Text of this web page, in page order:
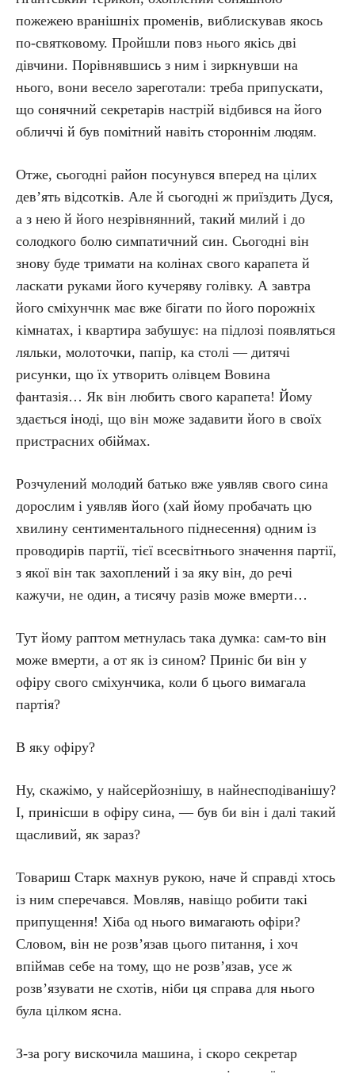
пожежею вранішніх променів, виблискував якось
по-святковому. Пройшли повз нього якісь дві
дівчини. Порівнявшись з ним і зиркнувши на
нього, вони весело зареготали: треба припускати,
що сонячний секретарів настрій відбився на його
обличчі й був помітний навіть стороннім людям.
Отже, сьогодні район посунувся вперед на цілих
дев’ять відсотків. Але й сьогодні ж приїздить Дуся,
а з нею й його незрівнянний, такий милий і до
солодкого болю симпатичний син. Сьогодні він
знову буде тримати на колінах свого карапета й
ласкати руками його кучеряву голівку. А завтра
його сміхунчнк має вже бігати по його порожніх
кімнатах, і квартира забушує: на підлозі появляться
ляльки, молоточки, папір, ка столі — дитячі
рисунки, що їх утворить олівцем Вовина
фантазія… Як він любить свого карапета! Йому
здається іноді, що він може задавити його в своїх
пристрасних обіймах.
Розчулений молодий батько вже уявляв свого сина
дорослим і уявляв його (хай йому пробачать цю
хвилину сентиментального піднесення) одним із
проводирів партії, тієї всесвітнього значення партії,
з якої він так захоплений і за яку він, до речі
кажучи, не один, а тисячу разів може вмерти…
Тут йому раптом метнулась така думка: сам-то він
може вмерти, а от як із сином? Приніс би він у
офіру свого сміхунчика, коли б цього вимагала
партія?
В яку офіру?
Ну, скажімо, у найсерйознішу, в найнесподіванішу?
І, принісши в офіру сина, — був би він і далі такий
щасливий, як зараз?
Товариш Старк махнув рукою, наче й справді хтось
із ним сперечався. Мовляв, навіщо робити такі
припущення! Хіба од нього вимагають офіри?
Словом, він не розв’язав цього питання, і хоч
впіймав себе на тому, що не розв’язав, усе ж
розв’язувати не схотів, ніби ця справа для нього
була цілком ясна.
З-за рогу вискочила машина, і скоро секретар